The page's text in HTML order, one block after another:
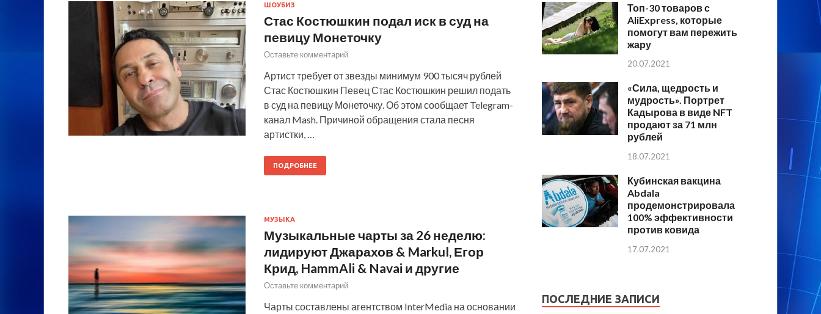
ШОУБИЗ
Стас Костюшкин подал иск в суд на
певицу Монеточку
Оставьте комментарий
Артист требует от звезды минимум 900 тысяч рублей
Стас Костюшкин Певец Стас Костюшкин решил подать
в суд на певицу Монеточку. Об этом сообщает Telegram-
канал Mash. Причиной обращения стала песня
артистки, …
ПОДРОБНЕЕ
МУЗЫКА
Музыкальные чарты за 26 неделю:
лидируют Джарахов & Markul, Егор
Крид, HammAli & Navai и другие
Оставьте комментарий
Чарты составлены агентством InterMedia на основании
Топ-30 товаров с
AliExpress, которые
помогут вам пережить
жару
20.07.2021
«Сила, щедрость и
мудрость». Портрет
Кадырова в виде NFT
продают за 71 млн
рублей
18.07.2021
Кубинская вакцина
Abdala
продемонстрировала
100% эффективности
против ковида
17.07.2021
ПОСЛЕДНИЕ ЗАПИСИ